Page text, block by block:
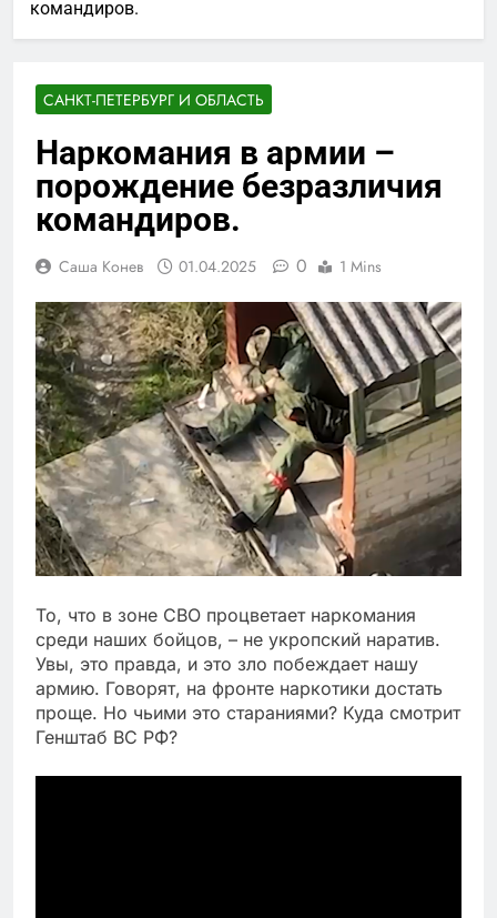
командиров.
САНКТ-ПЕТЕРБУРГ И ОБЛАСТЬ
Наркомания в армии –
порождение безразличия
командиров.
Саша Конев 01.04.2025 0 1 Mins
То, что в зоне СВО процветает наркомания
среди наших бойцов, – не укропский наратив.
Увы, это правда, и это зло побеждает нашу
армию. Говорят, на фронте наркотики достать
проще. Но чьими это стараниями? Куда смотрит
Генштаб ВС РФ?